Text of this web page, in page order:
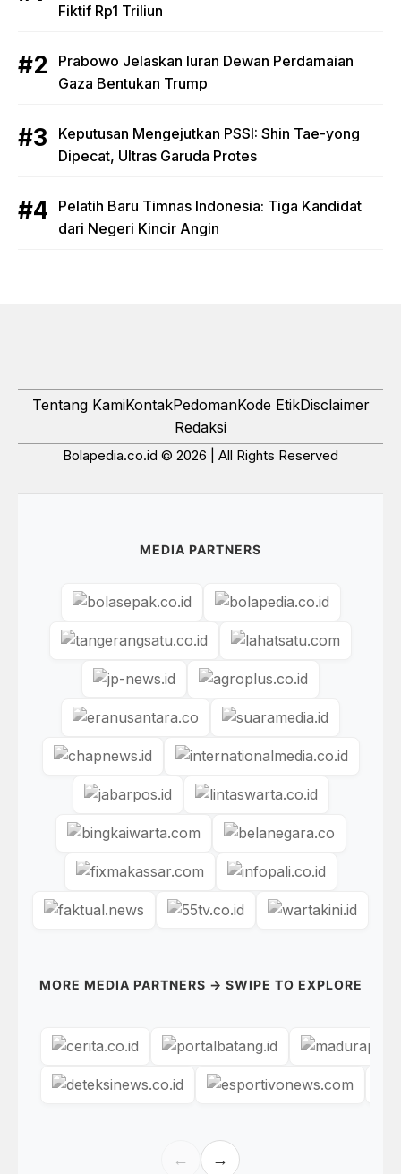
Fiktif Rp1 Triliun
Prabowo Jelaskan Iuran Dewan Perdamaian
Gaza Bentukan Trump
Keputusan Mengejutkan PSSI: Shin Tae-yong
Dipecat, Ultras Garuda Protes
Pelatih Baru Timnas Indonesia: Tiga Kandidat
dari Negeri Kincir Angin
Tentang KamiKontakPedomanKode EtikDisclaimer
Redaksi
Bolapedia.co.id © 2026 | All Rights Reserved
MEDIA PARTNERS
MORE MEDIA PARTNERS → SWIPE TO EXPLORE
← →